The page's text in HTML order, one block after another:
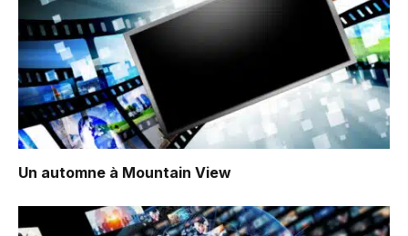
Un automne à Mountain View